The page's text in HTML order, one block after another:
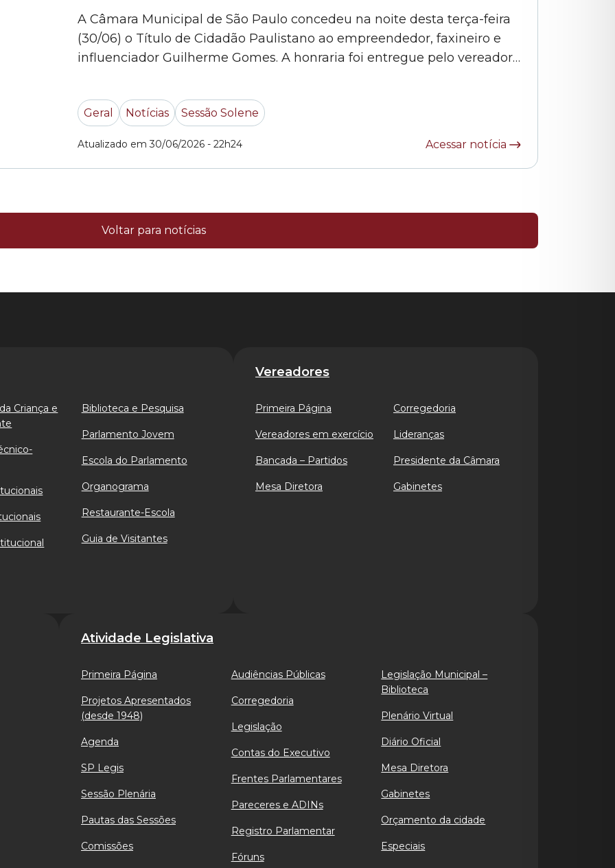
A Câmara Municipal de São Paulo concedeu na noite desta terça-feira
(30/06) o Título de Cidadão Paulistano ao empreendedor, faxineiro e
influenciador Guilherme Gomes. A honraria foi entregue pelo vereador
cidade de São Paulo têm a oportunidade de homenagear pessoas com
o Título de Cidadão... »
Geral Notícias Sessão Solene
Atualizado em 30/06/2026 - 22h24 Acessar notícia
Voltar para notícias
Criança e
Biblioteca e Pesquisa
Parlamento Jovem
Escola do Parlamento
Organograma
Restaurante-Escola
Guia de Visitantes
Vereadores
Primeira Página
Vereadores em exercício
Bancada – Partidos
Mesa Diretora
Corregedoria
Lideranças
Presidente da Câmara
Gabinetes
Atividade Legislativa
Primeira Página
Projetos Apresentados
(desde 1948)
Agenda
SP Legis
Sessão Plenária
Pautas das Sessões
Comissões
Audiências Públicas
Corregedoria
Legislação
Contas do Executivo
Frentes Parlamentares
Pareceres e ADINs
Registro Parlamentar
Fóruns
Legislação Municipal –
Biblioteca
Plenário Virtual
Diário Oficial
Mesa Diretora
Gabinetes
Orçamento da cidade
Especiais